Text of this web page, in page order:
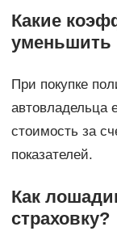
Какие
уменьшить
При покупке
автовладельца
стоимость за
показателей.
Как
страховку?